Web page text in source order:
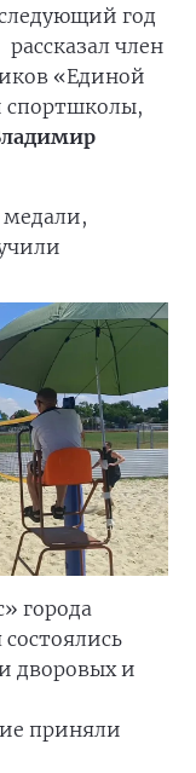
год
рассказал член
«Единой
спортшколы,
города
дворовых и
приняли